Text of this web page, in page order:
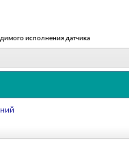
исполнения датчика